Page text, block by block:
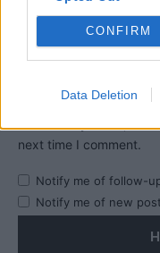
CONFIRM
Data Deletion
next time I comment.
Notify me of follow-
Notify me of new